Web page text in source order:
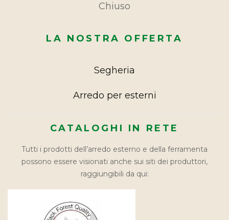
Chiuso
LA NOSTRA OFFERTA
Segheria
Arredo per esterni
CATALOGHI IN RETE
Tutti i prodotti dell’arredo esterno e della ferramenta
possono essere visionati anche sui siti dei produttori,
raggiungibili da qui: